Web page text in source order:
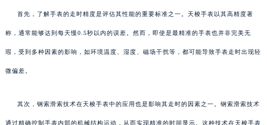
首先，了解手表的走时精度是评估其性能的重要标准之一。天梭手表以其高精度著
称，通常能够达到每天慢0.5秒以内的误差。然而，即使是最精准的手表也并非完美无
瑕，受到多种因素的影响，如环境温度、湿度、磁场干扰等，都可能导致手表走时出现轻
微偏差。
其次，钢索滑索技术在天梭手表中的应用也是影响其走时的因素之一。钢索滑索技术
通过精确控制手表内部的机械结构运动，从而实现精准的时间显示。这种技术在天梭手表